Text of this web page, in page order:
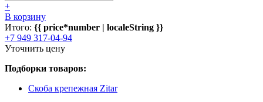
+
В корзину
Итого: {{ price*number | localeString }}
+7 949 317-04-94
Уточнить цену
Подборки товаров:
Скоба крепежная Zitar